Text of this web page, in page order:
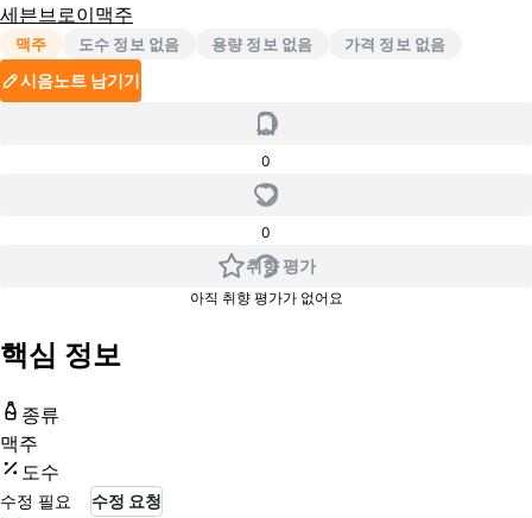
세븐브로이맥주
맥주 도수 정보 없음 용량 정보 없음 가격 정보 없음
시음노트 남기기
0
0
취향 평가
아직 취향 평가가 없어요
핵심 정보
종류
맥주
도수
수정 필요 수정 요청